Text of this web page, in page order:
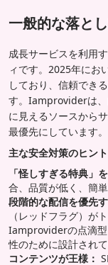
一般的な落と
成長サービスを利用
ィです。2025年にお
しており、信頼でき
す。Iamproviderは、
に見えるソースから
最優先にしています。
主な安全対策のヒント
「怪しすぎる特典」
合、品質が低く、簡
段階的な配信を優先す
（レッドフラグ）が
Iamproviderの点滴型
性のために設計されて
コンテンツが王様：